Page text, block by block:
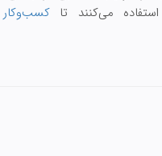
می‌کنند تا کسب‌وکار